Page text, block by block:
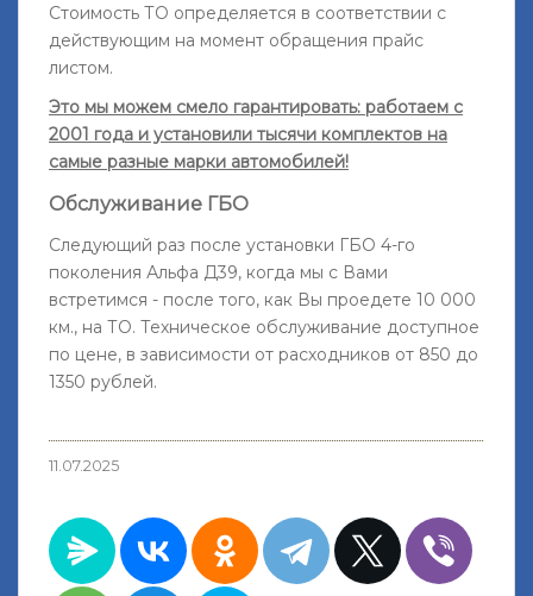
Стоимость ТО определяется в соответствии с
действующим на момент обращения прайс
листом.
Это мы можем смело гарантировать: работаем с
2001 года и установили тысячи комплектов на
самые разные марки автомобилей!
Обслуживание ГБО
Следующий раз после установки ГБО 4-го
поколения Альфа Д39, когда мы с Вами
встретимся - после того, как Вы проедете 10 000
км., на ТО. Техническое обслуживание доступное
по цене, в зависимости от расходников от 850 до
1350 рублей.
11.07.2025